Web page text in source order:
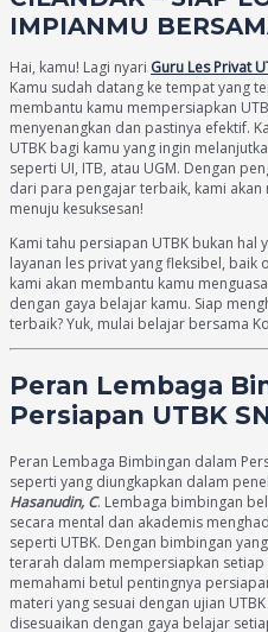
IMPIANMU
Hai, kamu! Lagi nyari Guru Les Privat
Kamu sudah datang ke tempat yang
membantu kamu mempersiapkan
menyenangkan dan pastinya efektif.
UTBK bagi kamu yang ingin
seperti UI, ITB, atau UGM. Dengan
dari para pengajar terbaik, kami
menuju kesuksesan!
Kami tahu persiapan UTBK bukan hal
layanan les privat yang fleksibel,
kami akan membantu kamu
dengan gaya belajar kamu. Siap
terbaik? Yuk, mulai belajar bersama
Peran Lembaga
Persiapan UTBK
Peran Lembaga Bimbingan dalam
seperti yang diungkapkan dalam
Hasanudin, C. Lembaga bimbingan
secara mental dan akademis
seperti UTBK. Dengan bimbingan
terarah dalam mempersiapkan setiap
memahami betul pentingnya
materi yang sesuai dengan ujian
disesuaikan dengan gaya belajar